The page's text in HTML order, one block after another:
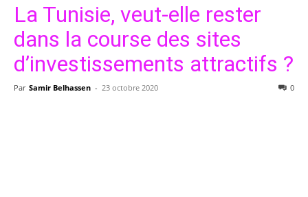
La Tunisie, veut-elle rester
dans la course des sites
d’investissements attractifs ?
Par Samir Belhassen - 23 octobre 2020 0